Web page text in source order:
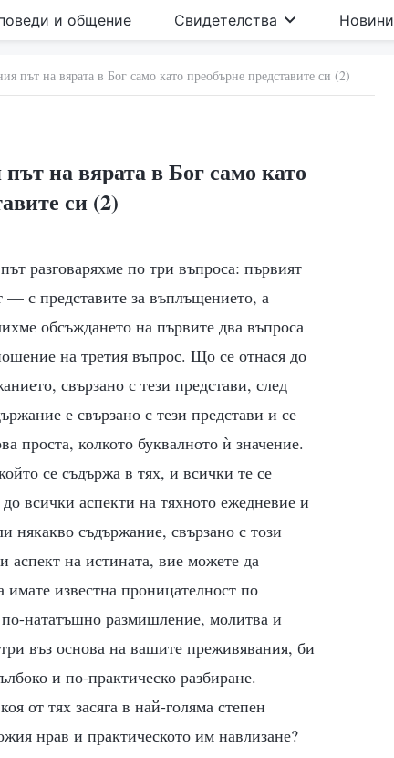
и общение Свидетелства Новини
път на вярата в Бог само като преобърне представите си (2)
на вярата в Бог само като
си (2)
разговаряхме по три въпроса: първият
— с представите за въплъщението, а
обсъждането на първите два въпроса
на третия въпрос. Що се отнася до
свързано с тези представи, след
е свързано с тези представи и се
проста, колкото буквалното ѝ значение.
се съдържа в тях, и всички те се
всички аспекти на тяхното ежедневие и
някакво съдържание, свързано с този
аспект на истината, вие можете да
имате известна проницателност по
нататъшно размишление, молитва и
въз основа на вашите преживявания, би
и по-практическо разбиране.
от тях засяга в най-голяма степен
нрав и практическото им навлизане?